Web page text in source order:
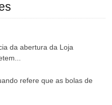
da abertura da Loja
refere que as bolas de